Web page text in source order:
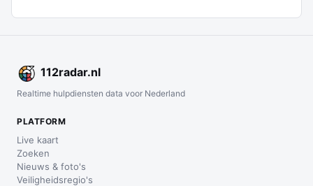
112radar.nl
Realtime hulpdiensten data voor Nederland
PLATFORM
Live kaart
Zoeken
Nieuws & foto's
Veiligheidsregio's